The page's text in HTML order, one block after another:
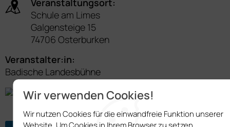
Wir verwenden Cookies!
Wir nutzen Cookies für die einwandfreie Funktion unserer
Veranstaltungsort:
Schule am Limes
Galgensteige 15
74706 Osterburken
Veranstalter:in:
Badische Landesbühne
Veranstaltung exportieren